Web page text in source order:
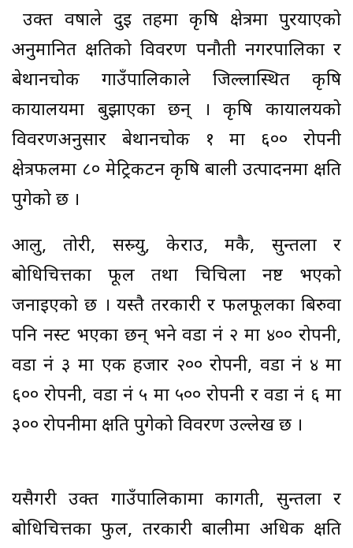
उक्त वर्षाले दुई तहमा कृषि क्षेत्रमा पुरयाएको
अनुमानित क्षतिको विवरण पनौती नगरपालिका र
बेथानचोक गाउँपालिकाले जिल्लास्थित कृषि
कार्यालयमा बुझाएका छन् । कृषि कार्यालयको
विवरणअनुसार बेथानचोक १ मा ६०० रोपनी
क्षेत्रफलमा ८० मेट्रिकटन कृषि बाली उत्पादनमा क्षति
पुगेको छ ।
आलु, तोरी, सस्र्यु, केराउ, मकै, सुन्तला र
बोधिचित्तका फूल तथा चिचिला नष्ट भएको
जनाइएको छ । यस्तै तरकारी र फलफूलका बिरुवा
पनि नस्ट भएका छन् भने वडा नं २ मा ४०० रोपनी,
वडा नं ३ मा एक हजार २०० रोपनी, वडा नं ४ मा
६०० रोपनी, वडा नं ५ मा ५०० रोपनी र वडा नं ६ मा
३०० रोपनीमा क्षति पुगेको विवरण उल्लेख छ ।
यसैगरी उक्त गाउँपालिकामा कागती, सुन्तला र
बोधिचित्तका फुल, तरकारी बालीमा अधिक क्षति